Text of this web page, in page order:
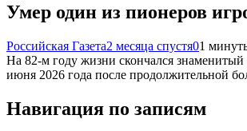
Умер один из пионеров
Российская Газета2 месяца спустя01
На 82-м году жизни скончался
июня 2026 года после продолжительной
Навигация по записям